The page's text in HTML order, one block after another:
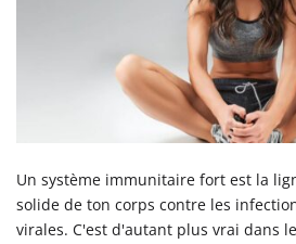
Un système immunitaire fort est la
solide de ton corps contre les
virales. C'est d'autant plus vrai dans